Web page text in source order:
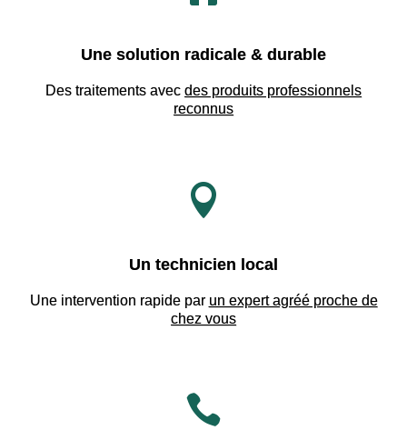
Une solution radicale & durable
Des traitements avec des produits professionnels
reconnus

Un technicien local
Une intervention rapide par un expert agréé proche de
chez vous
